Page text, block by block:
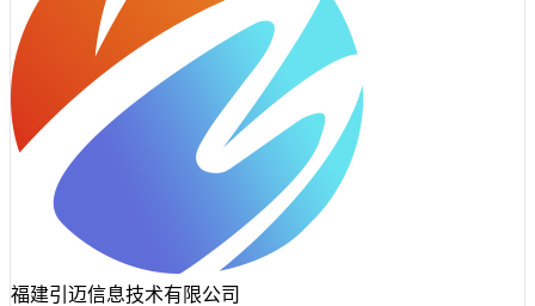
福建引迈信息技术有限公司